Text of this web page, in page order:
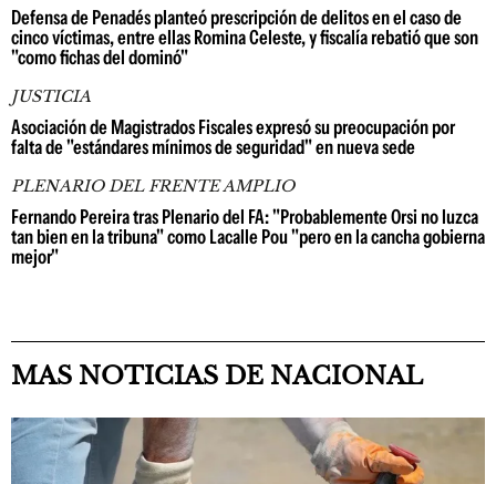
Defensa de Penadés planteó prescripción de delitos en el caso de
cinco víctimas, entre ellas Romina Celeste, y fiscalía rebatió que son
"como fichas del dominó"
JUSTICIA
Asociación de Magistrados Fiscales expresó su preocupación por
falta de "estándares mínimos de seguridad" en nueva sede
PLENARIO DEL FRENTE AMPLIO
Fernando Pereira tras Plenario del FA: "Probablemente Orsi no luzca
tan bien en la tribuna" como Lacalle Pou "pero en la cancha gobierna
mejor"
MAS NOTICIAS DE NACIONAL